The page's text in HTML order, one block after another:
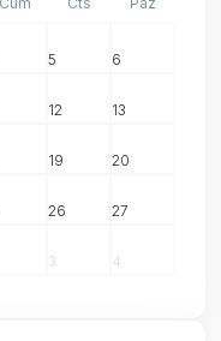
5 6
12 13
19 20
26 27
3 4